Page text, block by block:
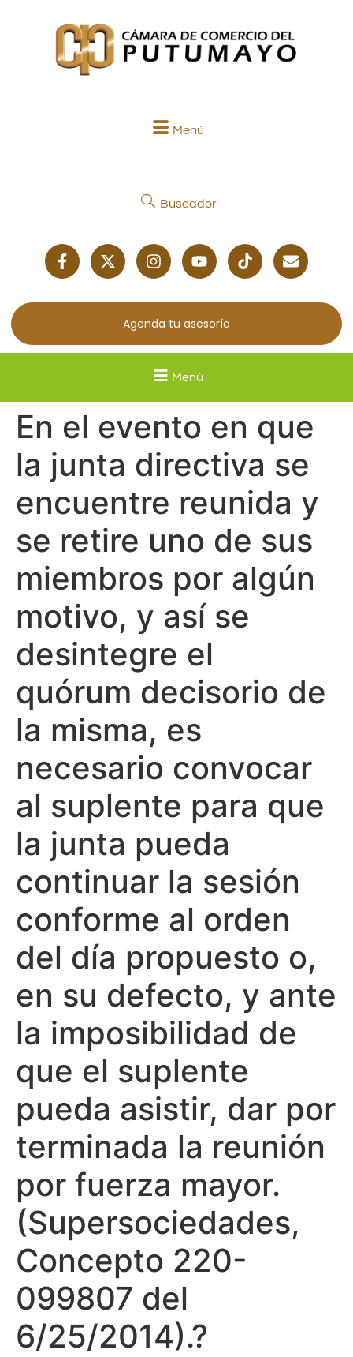
Menú
Buscador
Agenda tu asesoría
Menú
En el evento en que
la junta directiva se
encuentre reunida y
se retire uno de sus
miembros por algún
motivo, y así se
desintegre el
quórum decisorio de
la misma, es
necesario convocar
al suplente para que
la junta pueda
continuar la sesión
conforme al orden
del día propuesto o,
en su defecto, y ante
la imposibilidad de
que el suplente
pueda asistir, dar por
terminada la reunión
por fuerza mayor.
(Supersociedades,
Concepto 220-
099807 del
6/25/2014).?